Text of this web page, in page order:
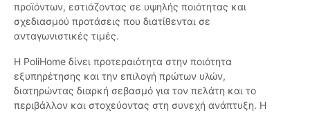
προϊόντων, εστιάζοντας σε υψηλής ποιότητας και
σχεδιασμού προτάσεις που διατίθενται σε
ανταγωνιστικές τιμές.
Η PoliHome δίνει προτεραιότητα στην ποιότητα
εξυπηρέτησης και την επιλογή πρώτων υλών,
διατηρώντας διαρκή σεβασμό για τον πελάτη και το
περιβάλλον και στοχεύοντας στη συνεχή ανάπτυξη. Η